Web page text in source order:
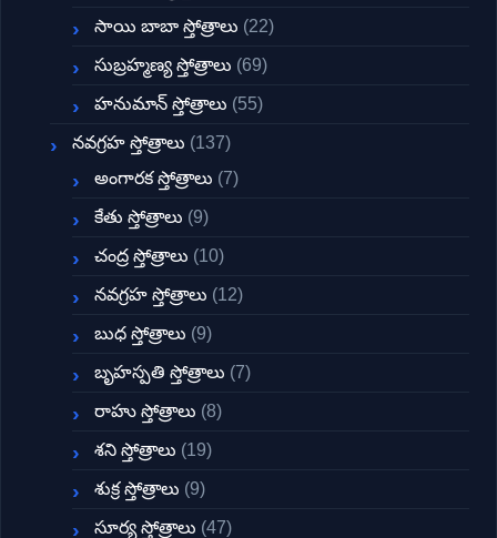
సాయి బాబా స్తోత్రాలు (22)
సుబ్రహ్మణ్య స్తోత్రాలు (69)
హనుమాన్ స్తోత్రాలు (55)
నవగ్రహ స్తోత్రాలు (137)
అంగారక స్తోత్రాలు (7)
కేతు స్తోత్రాలు (9)
చంద్ర స్తోత్రాలు (10)
నవగ్రహ స్తోత్రాలు (12)
బుధ స్తోత్రాలు (9)
బృహస్పతి స్తోత్రాలు (7)
రాహు స్తోత్రాలు (8)
శని స్తోత్రాలు (19)
శుక్ర స్తోత్రాలు (9)
సూర్య స్తోత్రాలు (47)